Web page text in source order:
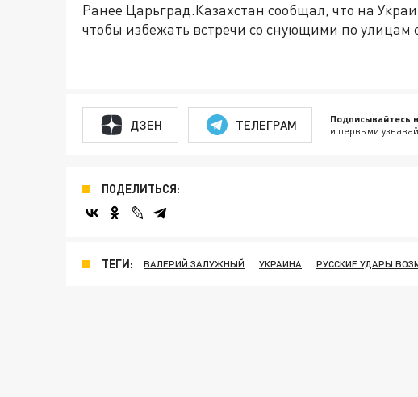
Ранее Царьград.Казахстан сообщал, что на
чтобы избежать встречи со снующими по улицам
ДЗЕН ТЕЛЕГРАМ Подписывайтесь
и первыми
ПОДЕЛИТЬСЯ:
ТЕГИ: ВАЛЕРИЙ ЗАЛУЖНЫЙ УКРАИНА РУССКИЕ УДАРЫ